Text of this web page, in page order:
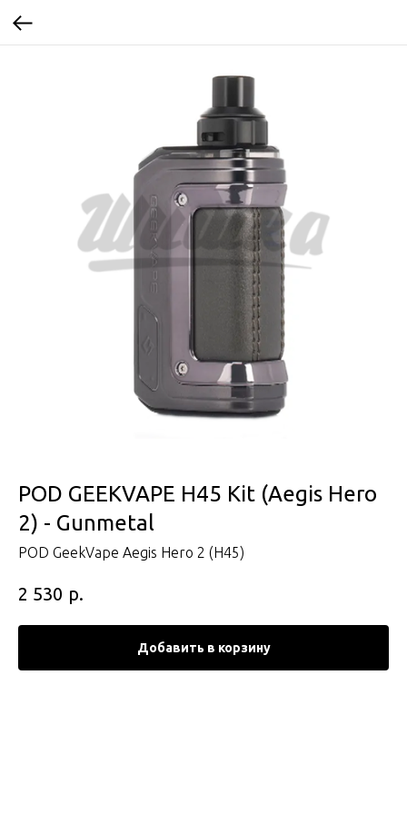
POD GEEKVAPE H45 Kit (Aegis Hero
2) - Gunmetal
POD GeekVape Aegis Hero 2 (H45)
2 530 р.
Добавить в корзину